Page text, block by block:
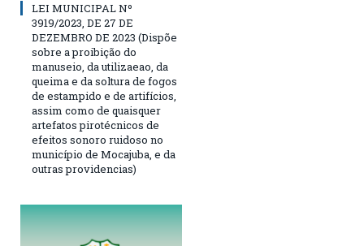
LEI MUNICIPAL Nº
3919/2023, DE 27 DE
DEZEMBRO DE 2023 (Dispõe
sobre a proibição do
manuseio, da utilizaeao, da
queima e da soltura de fogos
de estampido e de artifícios,
assim como de quaisquer
artefatos pirotécnicos de
efeitos sonoro ruidoso no
município de Mocajuba, e da
outras providencias)